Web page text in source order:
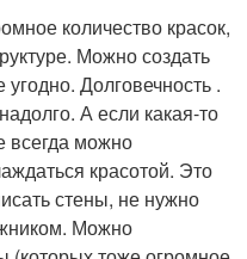
количество красок,
Можно создать
Долговечность .
А если какая-то
всегда можно
красотой. Это
стены, не нужно
Можно